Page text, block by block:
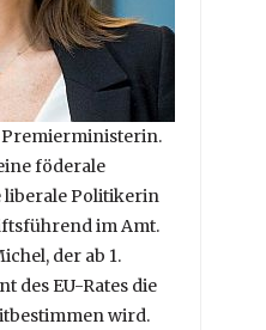
Premierministerin.
föderale
liberale Politikerin
im Amt.
der ab 1.
des EU-Rates die
wird.